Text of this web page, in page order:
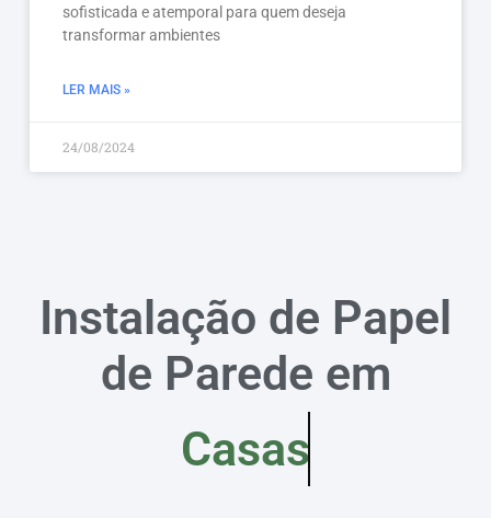
sofisticada e atemporal para quem deseja
transformar ambientes
LER MAIS »
24/08/2024
Instalação de Papel
de Parede em
Casas